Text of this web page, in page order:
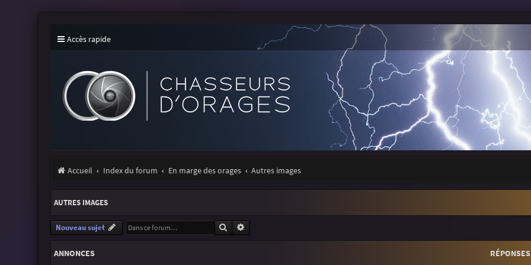
Accès rapide
Accueil Index du forum En marge des orages Autres images
AUTRES IMAGES
Nouveau sujet Rechercher
ANNONCES RÉPONSES